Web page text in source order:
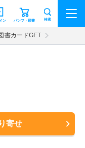
パンフ・願書
ン 検索
書カードGET
寄せ